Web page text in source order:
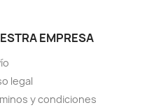
EMPRESA
legal
y condiciones